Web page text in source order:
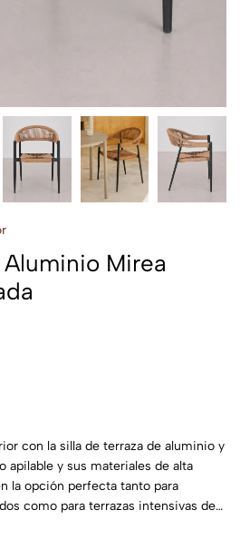
Mirea
con la silla de terraza de aluminio y
apilable y sus materiales de alta
la opción perfecta tanto para
como para terrazas intensivas de